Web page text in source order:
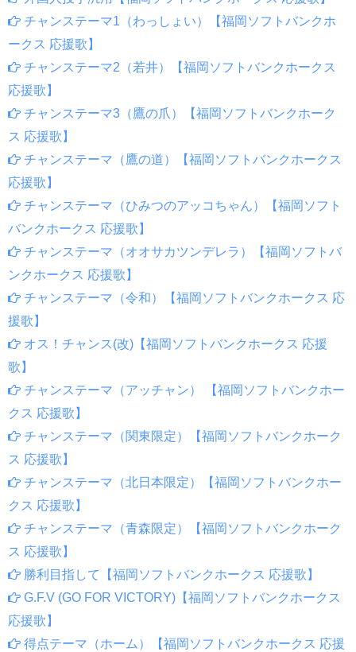
チャンステーマ1（わっしょい）【福岡ソフトバンクホ
ークス 応援歌】
チャンステーマ2（若井）【福岡ソフトバンクホークス
応援歌】
チャンステーマ3（鷹の爪）【福岡ソフトバンクホーク
ス 応援歌】
チャンステーマ（鷹の道）【福岡ソフトバンクホークス
応援歌】
チャンステーマ（ひみつのアッコちゃん）【福岡ソフト
バンクホークス 応援歌】
チャンステーマ（オオサカツンデレラ）【福岡ソフトバ
ンクホークス 応援歌】
チャンステーマ（令和）【福岡ソフトバンクホークス 応
援歌】
オス！チャンス(改)【福岡ソフトバンクホークス 応援
歌】
チャンステーマ（アッチャン） 【福岡ソフトバンクホー
クス 応援歌】
チャンステーマ（関東限定）【福岡ソフトバンクホーク
ス 応援歌】
チャンステーマ（北日本限定）【福岡ソフトバンクホー
クス 応援歌】
チャンステーマ（青森限定）【福岡ソフトバンクホーク
ス 応援歌】
勝利目指して【福岡ソフトバンクホークス 応援歌】
G.F.V (GO FOR VICTORY)【福岡ソフトバンクホークス
応援歌】
得点テーマ（ホーム）【福岡ソフトバンクホークス 応援